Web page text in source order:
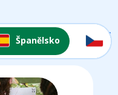
Španělsko